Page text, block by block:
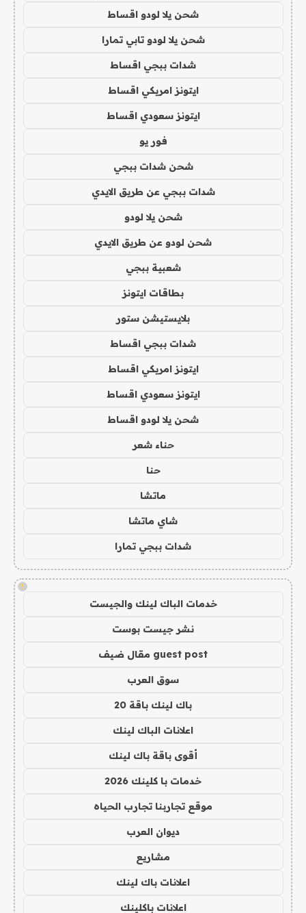
شحن يلا لودو اقساط
شحن يلا لودو تابي تمارا
شدات ببجي اقساط
ايتونز امريكي اقساط
ايتونز سعودي اقساط
فور يو
شحن شدات ببجي
شدات ببجي عن طريق الايدي
شحن يلا لودو
شحن لودو عن طريق الايدي
شعبية ببجي
بطاقات ايتونز
بلايستيشن ستور
شدات ببجي اقساط
ايتونز امريكي اقساط
ايتونز سعودي اقساط
شحن يلا لودو اقساط
حناء شعر
حنا
ماتشا
شاي ماتشا
شدات ببجي تمارا
!
خدمات الباك لينك والجيست
نشر جيست بوست
guest post مقال ضيف
سوق العرب
باك لينك باقة 20
اعلانات الباك لينك
أقوى باقة باك لينك
خدمات با كلينك 2026
موقع تجاربنا تجارب الحياه
ديوان العرب
مشاريع
اعلانات باك لينك
اعلانات باكلينك